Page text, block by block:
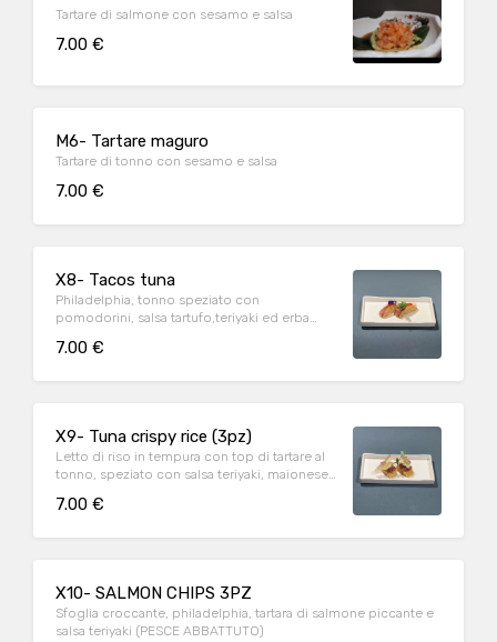
Tartare di salmone con sesamo e salsa
7.00 €
M6- Tartare maguro
Tartare di tonno con sesamo e salsa
7.00 €
X8- Tacos tuna
Philadelphia, tonno speziato con
pomodorini, salsa tartufo,teriyaki ed erba
7.00 €
X9- Tuna crispy rice (3pz)
Letto di riso in tempura con top di tartare al
tonno, speziato con salsa teriyaki, maionese,
7.00 €
X10- SALMON CHIPS 3PZ
Sfoglia croccante, philadelphia, tartara di salmone piccante e
salsa teriyaki (PESCE ABBATTUTO)